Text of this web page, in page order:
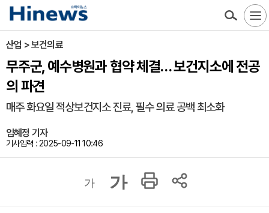
산업 > 보건의료
무주군, 예수병원과 협약 체결… 보건지소에 전공
의 파견
매주 화요일 적상보건지소 진료, 필수 의료 공백 최소화
임혜정 기자
기사입력 : 2025-09-11 10:46
가 가